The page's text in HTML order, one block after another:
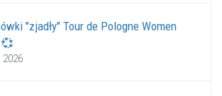
"zjadły" Tour de Pologne Women